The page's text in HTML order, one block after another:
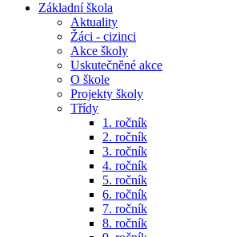
Základní škola
Aktuality
Žáci - cizinci
Akce školy
Uskutečněné akce
O škole
Projekty školy
Třídy
1. ročník
2. ročník
3. ročník
4. ročník
5. ročník
6. ročník
7. ročník
8. ročník